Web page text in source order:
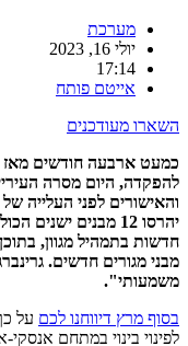
מערכת
יולי 16, 2023
17:14
אייטם פותח
השארו מעודכנים
כמעט ארבעה חודשים מאז
להפקדה, היום מסרה
והאישורים לפני העלייה
מבני מגורים חדשים.
משמעותי".
בסוף מרץ דיווחנו לכם על
לפינוי בינוי במתחם